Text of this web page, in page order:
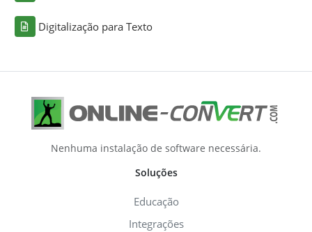
Digitalização para Texto
Nenhuma instalação de software necessária.
Soluções
Educação
Integrações